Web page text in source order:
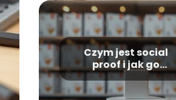
Czym jest social
proof i jak go
stosować w
marketingu?